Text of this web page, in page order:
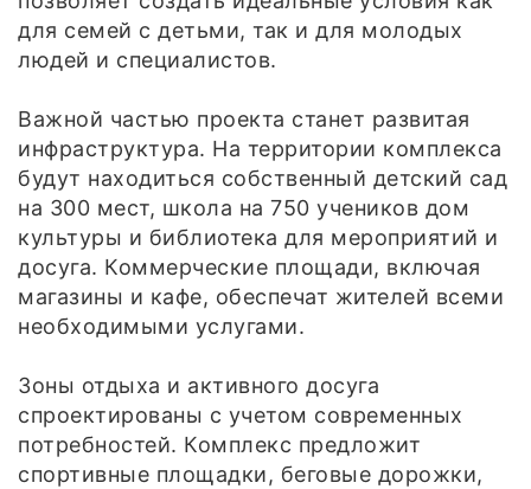
для семей с детьми, так и для молодых
людей и специалистов.
Важной частью проекта станет развитая
инфраструктура. На территории комплекса
будут находиться собственный детский сад
на 300 мест, школа на 750 учеников дом
культуры и библиотека для мероприятий и
досуга. Коммерческие площади, включая
магазины и кафе, обеспечат жителей всеми
необходимыми услугами.
Зоны отдыха и активного досуга
спроектированы с учетом современных
потребностей. Комплекс предложит
спортивные площадки, беговые дорожки,